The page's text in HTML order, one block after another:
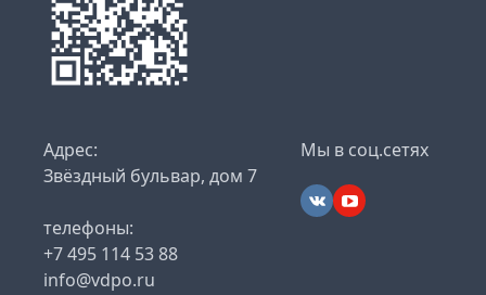
Адрес:
Звёздный бульвар, дом 7
телефоны:
+7 495 114 53 88
info@vdpo.ru
Мы в соц.сетях